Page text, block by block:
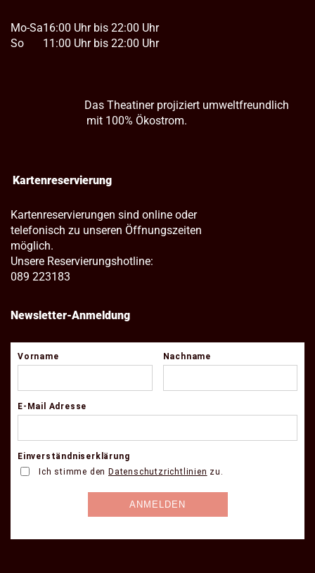
Mo-Sa
So
16:00 Uhr bis 22:00 Uhr
11:00 Uhr bis 22:00 Uhr
Das Theatiner projiziert umweltfreundlich
mit 100% Ökostrom.
Kartenreservierung
Kartenreservierungen sind online oder
telefonisch zu unseren Öffnungszeiten
möglich.
Unsere Reservierungshotline:
089 223183
Newsletter-Anmeldung